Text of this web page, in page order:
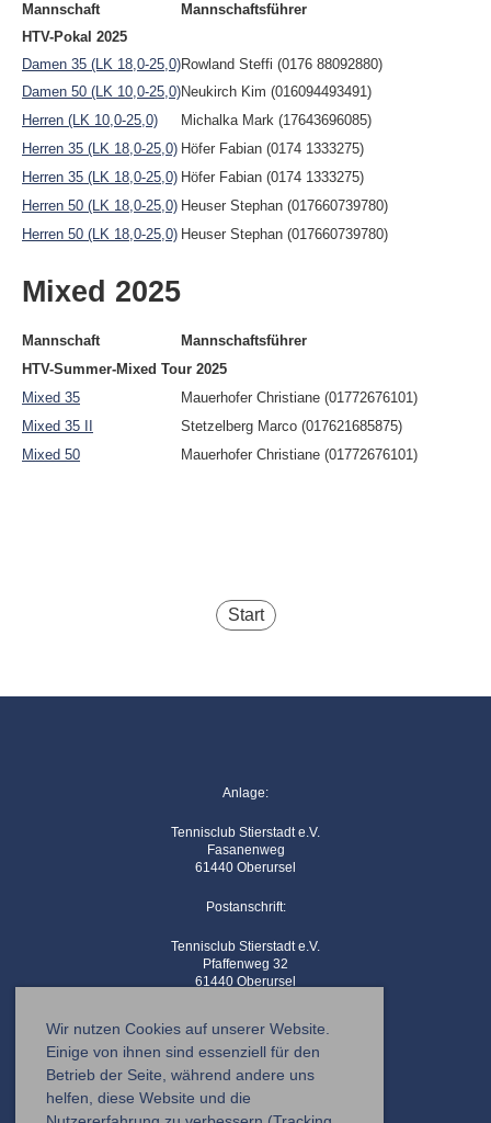
Wir nutzen Cookies auf unserer Website.
Einige von ihnen sind essenziell für den
Betrieb der Seite, während andere uns
helfen, diese Website und die
Mannschaft
Mannschaftsführer
HTV-Pokal 2025
Damen 35 (LK 18,0-25,0)Rowland Steffi (0176 88092880)
Damen 50 (LK 10,0-25,0)Neukirch Kim (016094493491)
Herren (LK 10,0-25,0)
Michalka Mark (17643696085)
Herren 35 (LK 18,0-25,0) Höfer Fabian (0174 1333275)
Herren 35 (LK 18,0-25,0) Höfer Fabian (0174 1333275)
Herren 50 (LK 18,0-25,0) Heuser Stephan (017660739780)
Herren 50 (LK 18,0-25,0) Heuser Stephan (017660739780)
Mixed 2025
Mannschaft
Mannschaftsführer
HTV-Summer-Mixed Tour 2025
Mixed 35
Mauerhofer Christiane (01772676101)
Mixed 35 II
Stetzelberg Marco (017621685875)
Mixed 50
Mauerhofer Christiane (01772676101)
Start
Anlage:
Tennisclub Stierstadt e.V.
Fasanenweg
61440 Oberursel
Postanschrift:
Tennisclub Stierstadt e.V.
Pfaffenweg 32
61440 Oberursel
Kontaktemail: info@tc-stierstadt.de